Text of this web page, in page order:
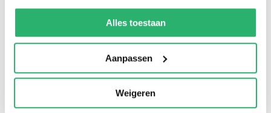
We werken samen met13 derdendie uw gegevens
kunnen ontvangen en verwerken.
Alles toestaan
Aanpassen
Weigeren